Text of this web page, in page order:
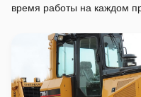
время работы на каждом